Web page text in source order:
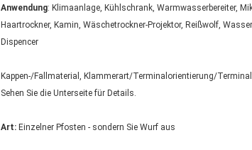
Anwendung: Klimaanlage, Kühlschrank, Warmwasserbereiter,
Haartrockner, Kamin, Wäschetrockner-Projektor, Reißwolf,
Dispencer
Kappen-/Fallmaterial, Klammerart/Terminalorientierung/
Sehen Sie die Unterseite für Details.
Art: Einzelner Pfosten - sondern Sie Wurf aus